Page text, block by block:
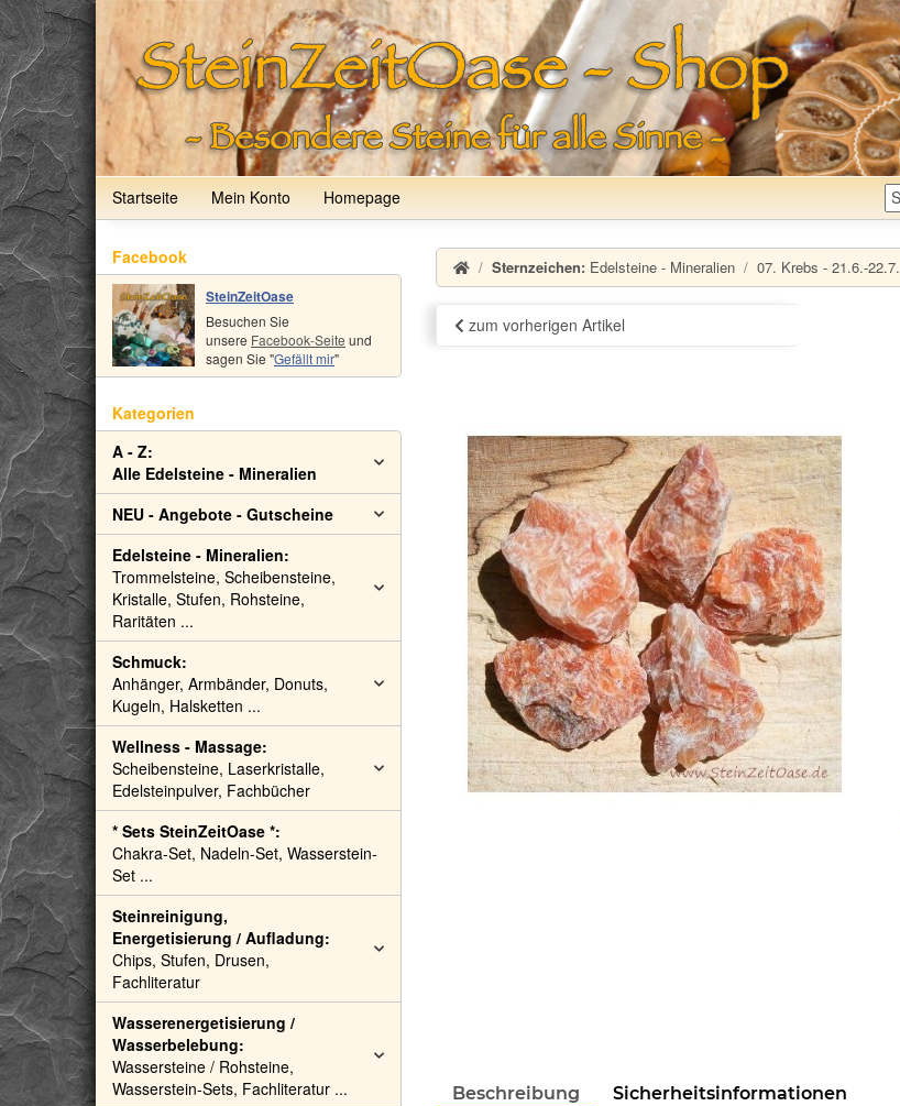
Startseite Mein Konto Homepage
Sternzeichen: Edelsteine - Mineralien 07. Krebs - 21.6.-22.7.
zum vorherigen Artikel
Beschreibung Sicherheitsinformationen
Facebook
SteinZeitOase
Besuchen Sie
unsere Facebook-Seite und
sagen Sie "Gefällt mir"
Kategorien
A - Z:
Alle Edelsteine - Mineralien
NEU - Angebote - Gutscheine
Edelsteine - Mineralien:
Trommelsteine, Scheibensteine,
Kristalle, Stufen, Rohsteine,
Raritäten ...
Schmuck:
Anhänger, Armbänder, Donuts,
Kugeln, Halsketten ...
Wellness - Massage:
Scheibensteine, Laserkristalle,
Edelsteinpulver, Fachbücher
* Sets SteinZeitOase *:
Chakra-Set, Nadeln-Set, Wasserstein-
Set ...
Steinreinigung,
Energetisierung / Aufladung:
Chips, Stufen, Drusen,
Fachliteratur
Wasserenergetisierung /
Wasserbelebung:
Wassersteine / Rohsteine,
Wasserstein-Sets, Fachliteratur ...